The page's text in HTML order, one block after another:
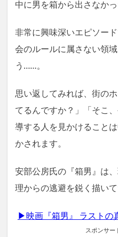
中に男を箱から出さなかっ
非常に興味深いエピソー
会のルールに属さない領
う……。
思い返してみれば、街の
てるんですか？」「そこ
導する人を見かけること
かされます。
安部公房氏の『箱男』は
理からの逃避を鋭く描いて
▶映画『箱男』 ラストの
スポンサー